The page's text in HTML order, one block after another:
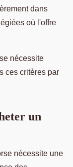
dans
où l'offre
nécessite
ces critères par
un
nécessite une